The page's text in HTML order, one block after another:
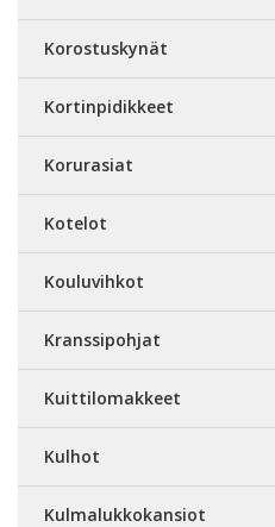
Korostuskynät
Kortinpidikkeet
Korurasiat
Kotelot
Kouluvihkot
Kranssipohjat
Kuittilomakkeet
Kulhot
Kulmalukkokansiot